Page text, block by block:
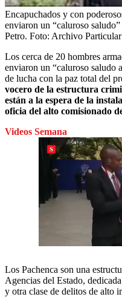
Encapuchados y con
enviaron un “caluroso
Petro. Foto: Archivo Particular
Los cerca de 20 hombres
enviaron un “caluroso saludo
de lucha con la paz total del
vocero de la estructura
están a la espera de la
oficia del alto comisionado
Videos Semana
Los Pachenca son una
Agencias del Estado,
y otra clase de delitos de alto